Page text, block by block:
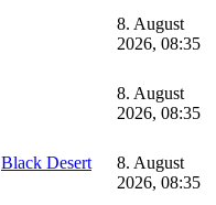
8. August
2026, 08:35
8. August
2026, 08:35
Black Desert
8. August
2026, 08:35